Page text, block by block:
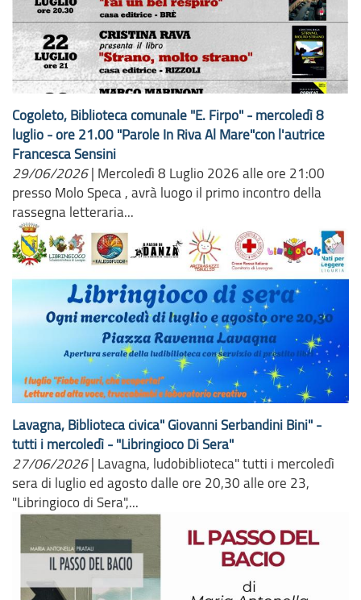
Cogoleto, Biblioteca comunale "E. Firpo" - mercoledì 8
luglio - ore 21.00 "Parole In Riva Al Mare"con l'autrice
Francesca Sensini
29/06/2026 | Mercoledì 8 Luglio 2026 alle ore 21:00
presso Molo Speca , avrà luogo il primo incontro della
rassegna letteraria...
Lavagna, Biblioteca civica" Giovanni Serbandini Bini" -
tutti i mercoledì - "Libringioco Di Sera"
27/06/2026 | Lavagna, ludobiblioteca" tutti i mercoledì
sera di luglio ed agosto dalle ore 20,30 alle ore 23,
"Libringioco di Sera",...